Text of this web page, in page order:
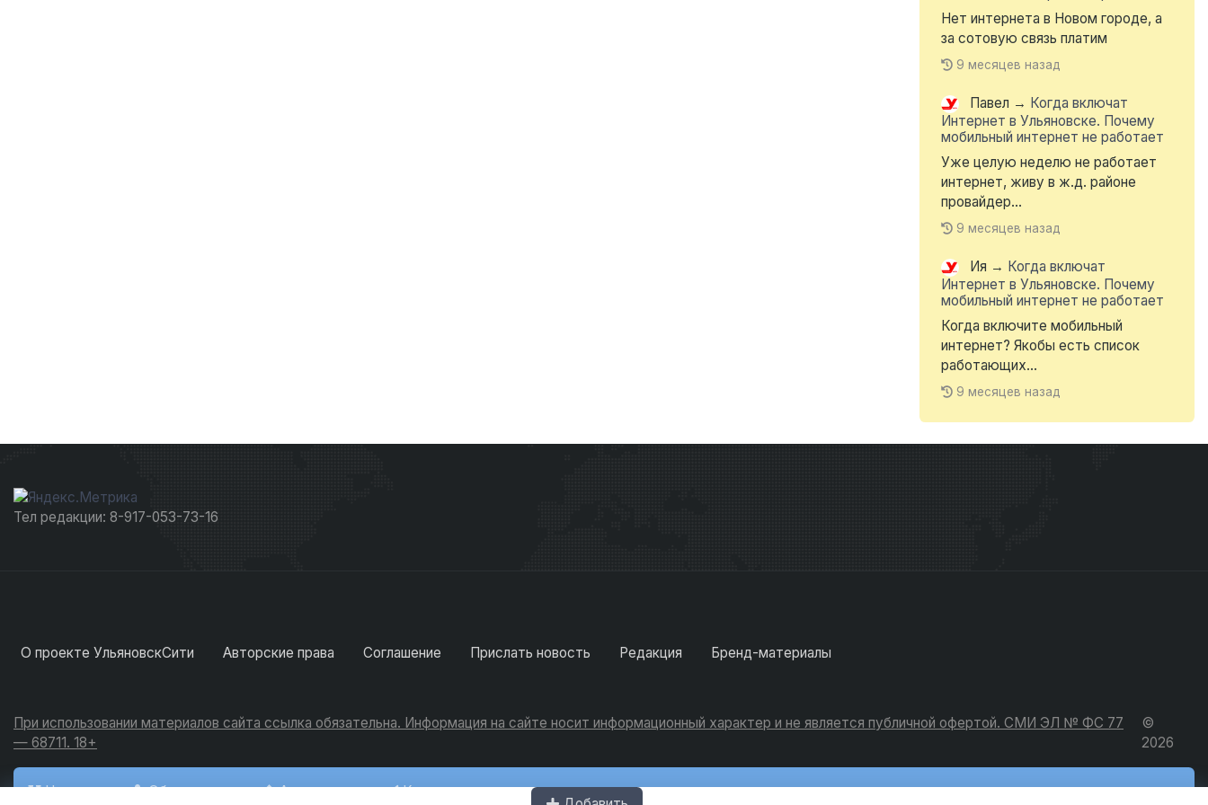
Нет интернета в Новом городе, а
за сотовую связь платим
9 месяцев назад
Павел → Когда включат
Интернет в Ульяновске. Почему
мобильный интернет не работает
Уже целую неделю не работает
интернет, живу в ж.д. районе
провайдер...
9 месяцев назад
Ия → Когда включат
Интернет в Ульяновске. Почему
мобильный интернет не работает
Когда включите мобильный
интернет? Якобы есть список
работающих...
9 месяцев назад
Тел редакции: 8-917-053-73-16
О проекте УльяновскСити Авторские права Соглашение Прислать новость Редакция Бренд-материалы
При использовании материалов сайта ссылка обязательна. Информация на сайте носит информационный характер и не является публичной офертой. СМИ ЭЛ № ФС 77
— 68711. 18+
©
2026
Новости Обсуждения Активность Консультации